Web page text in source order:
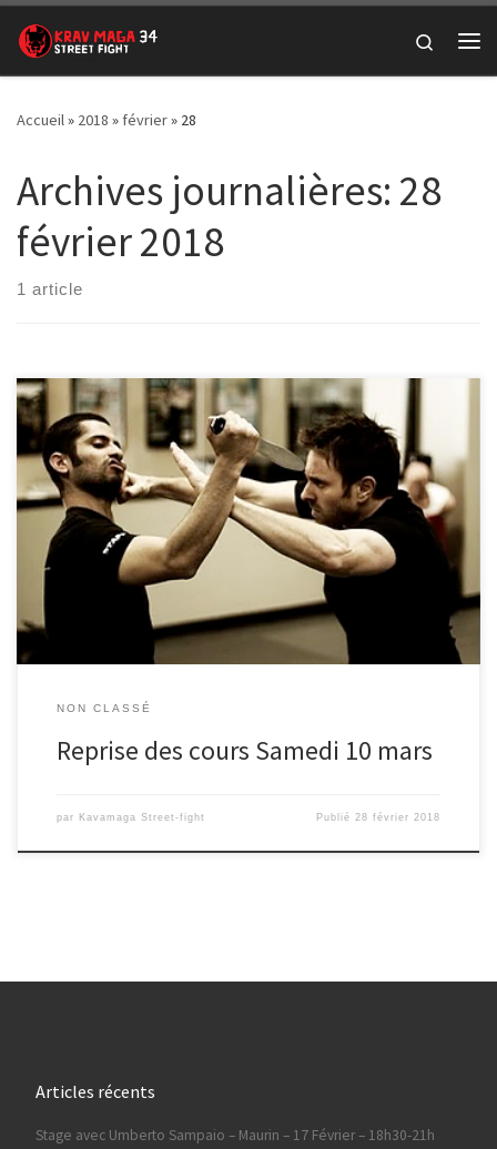
Passer au contenu
Search
Accueil» 2018 » février» 28
Archives journalières: 28
février 2018
1 article
Hello à toutes et tous, J’espère que vous avez passé de bonne
vacances ! Bon, après quinze jours de repos et de grosses siestes
crapuleuses sous la couette il faut bien bouger un peu tout ça !
On reprend les cours sur la Grande Motte le samedi 10 mars à […]
NON CLASSÉ
Reprise des cours Samedi 10 mars
par Kavamaga Street-fight Publié 28 février 2018
Articles récents
Stage avec Umberto Sampaio – Maurin – 17 Février – 18h30-21h